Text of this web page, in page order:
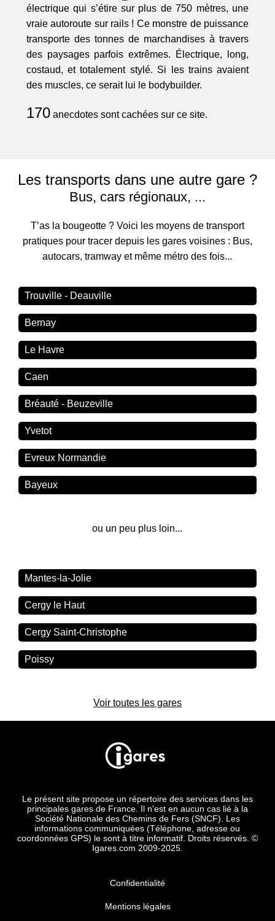
électrique qui s’étire sur plus de 750 mètres, une
vraie autoroute sur rails ! Ce monstre de puissance
transporte des tonnes de marchandises à travers
des paysages parfois extrêmes. Électrique, long,
costaud, et totalement stylé. Si les trains avaient
des muscles, ce serait lui le bodybuilder.
170anecdotes sont cachées sur ce site.
Les transports dans une autre gare ?
Bus, cars régionaux, ...
T’as la bougeotte ? Voici les moyens de transport
pratiques pour tracer depuis les gares voisines : Bus,
autocars, tramway et même métro des fois...
Trouville - Deauville
Bernay
Le Havre
Caen
Bréauté - Beuzeville
Yvetot
Evreux Normandie
Bayeux
ou un peu plus loin...
Mantes-la-Jolie
Cergy le Haut
Cergy Saint-Christophe
Poissy
Voir toutes les gares
Le présent site propose un répertoire des services dans les
principales gares de France. Il n'est en aucun cas lié à la
Société Nationale des Chemins de Fers (SNCF). Les
informations communiquées (Téléphone, adresse ou
coordonnées GPS) le sont à titre informatif. Droits réservés. ©
Igares.com 2009-2025.
Confidentialité
Mentions légales